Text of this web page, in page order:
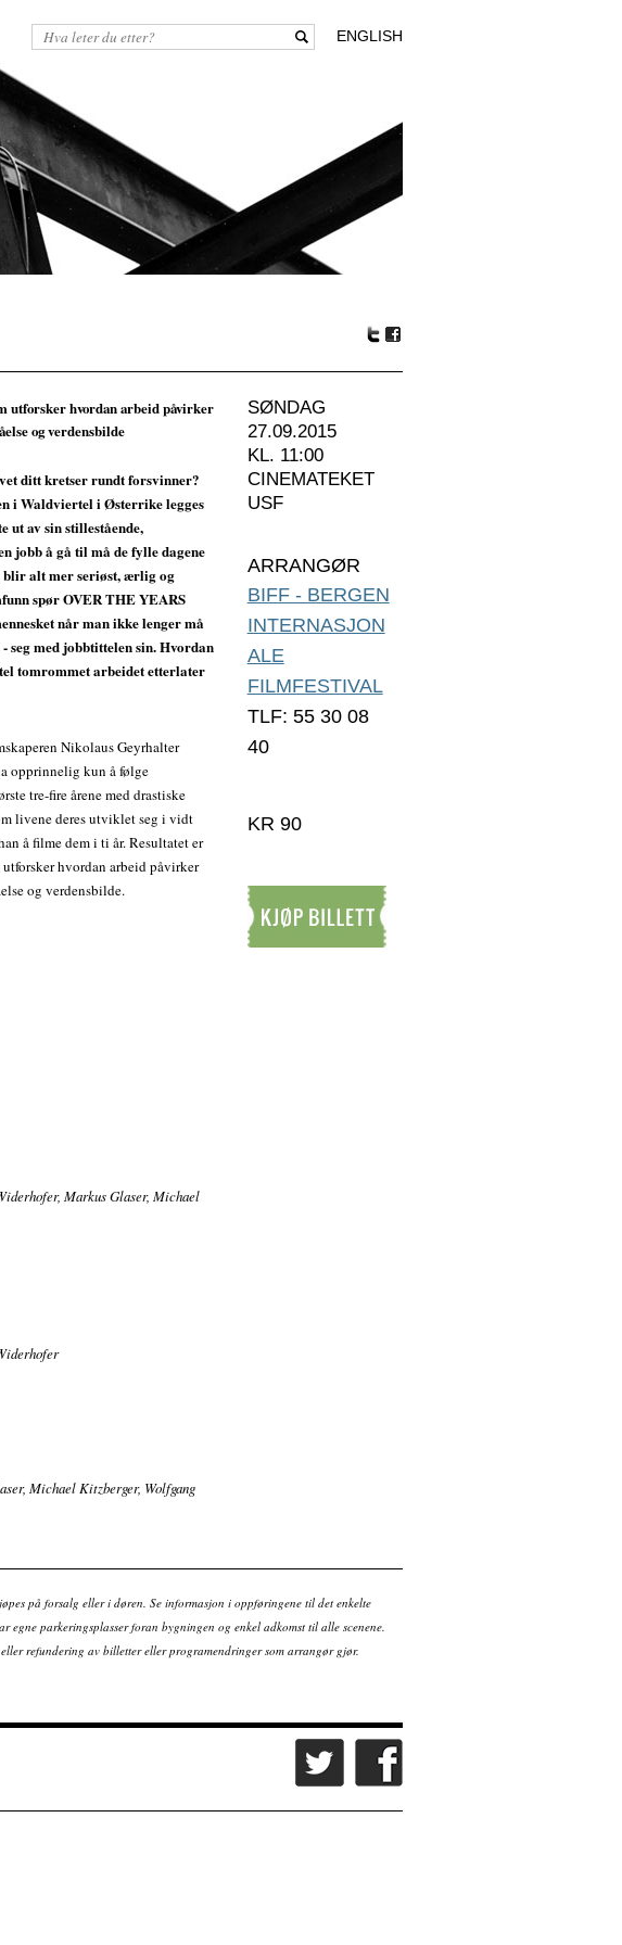
ENGLISH
utforsker hvordan arbeid påvirker
og verdensbilde
ditt kretser rundt forsvinner?
i Waldviertel i Østerrike legges
ut av sin stillestående,
jobb å gå til må de fylle dagene
blir alt mer seriøst, ærlig og
spør OVER THE YEARS
når man ikke lenger må
seg med jobbtittelen sin. Hvordan
tomrommet arbeidet etterlater
Nikolaus Geyrhalter
opprinnelig kun å følge
tre-fire årene med drastiske
livene deres utviklet seg i vidt
å filme dem i ti år. Resultatet er
hvordan arbeid påvirker
og verdensbilde.
Markus Glaser, Michael
Michael Kitzberger, Wolfgang
SØNDAG
27.09.2015
KL. 11:00
CINEMATEKET
USF
ARRANGØR
BIFF - BERGEN
INTERNASJON
ALE
FILMFESTIVAL
TLF: 55 30 08
40
KR 90
på forsalg eller i døren. Se informasjon i oppføringene til det enkelte
egne parkeringsplasser foran bygningen og enkel adkomst til alle scenene.
refundering av billetter eller programendringer som arrangør gjør.